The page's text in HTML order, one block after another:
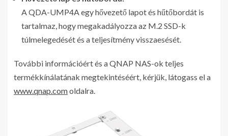
A QDA-UMP4A egy hővezető lapot és hűtőbordát is
tartalmaz, hogy megakadályozza az M.2 SSD-k
túlmelegedését és a teljesítmény visszaesését.
További információért és a QNAP NAS-ok teljes
termékkínálatának megtekintéséért, kérjük, látogass el a
www.qnap.comoldalra.